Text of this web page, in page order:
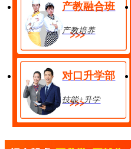
产教融合班
产教培养
对口升学部
技能+升学